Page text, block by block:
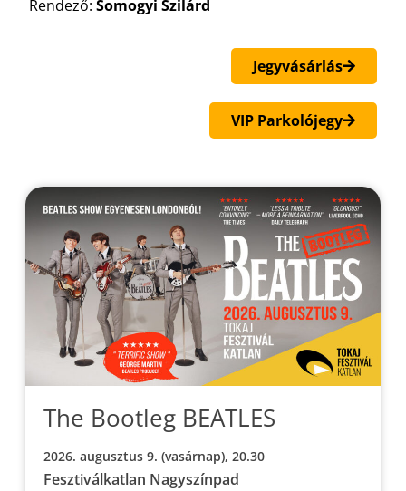
Rendező:Somogyi Szilárd
Jegyvásárlás
VIP Parkolójegy
The Bootleg BEATLES
2026. augusztus 9. (vasárnap), 20.30
Fesztiválkatlan Nagyszínpad